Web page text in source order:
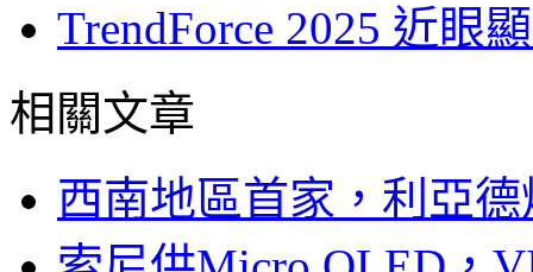
TrendForce 2025 近眼
相關文章
西南地區首家，利亞